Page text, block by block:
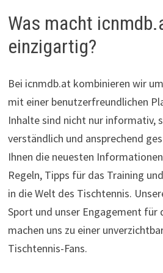
Was macht
einzigartig?
Bei icnmdb.at kombinieren wir
mit einer benutzerfreundlichen
Inhalte sind nicht nur informativ,
verständlich und ansprechend
Ihnen die neuesten
Regeln, Tipps für das Training
in die Welt des Tischtennis.
Sport und unser Engagement für
machen uns zu einer
Tischtennis-Fans.